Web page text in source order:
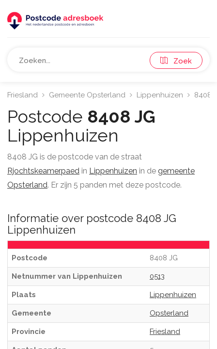
Zoek
Friesland Gemeente Opsterland Lippenhuizen 8408
Postcode 8408 JG
Lippenhuizen
8408 JG is de postcode van de straat
Rjochtskeamerpaed in Lippenhuizen in de gemeente
Opsterland. Er zijn 5 panden met deze postcode.
Informatie over postcode 8408 JG
Lippenhuizen
Postcode 8408 JG
Netnummer van Lippenhuizen 0513
Plaats Lippenhuizen
Gemeente Opsterland
Provincie Friesland